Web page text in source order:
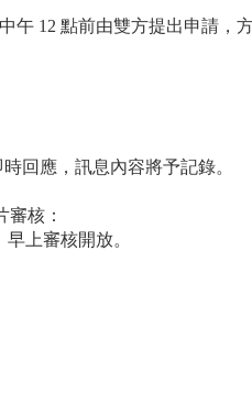
12 點前由雙方提出申請，方
回應，訊息內容將予記錄。
核：
上審核開放。